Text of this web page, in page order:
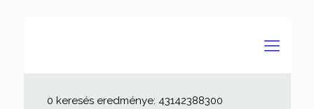
0 keresés eredménye: 43142388300